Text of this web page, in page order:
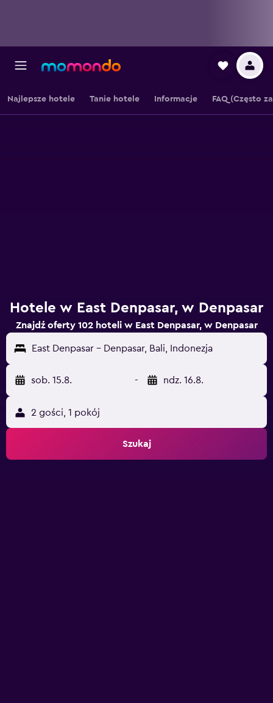
Najlepsze hotele Tanie hotele Informacje FAQ (Często
Hotele w East Denpasar, w Denpasar
Znajdź oferty 102 hoteli w East Denpasar, w Denpasar
East Denpasar - Denpasar, Bali, Indonezja
sob. 15.8. - ndz. 16.8.
2 gości, 1 pokój
Szukaj